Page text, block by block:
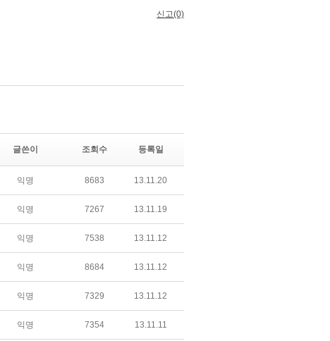
글쓴이 조회수 등록일
익명 8683 13.11.20
익명 7267 13.11.19
익명 7538 13.11.12
익명 8684 13.11.12
익명 7329 13.11.12
익명 7354 13.11.11